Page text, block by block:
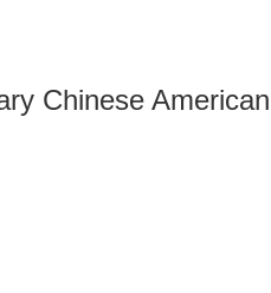
Chinese